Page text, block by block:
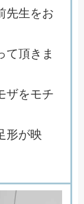
先生をお
て頂き ま
ザをモチ
形が映